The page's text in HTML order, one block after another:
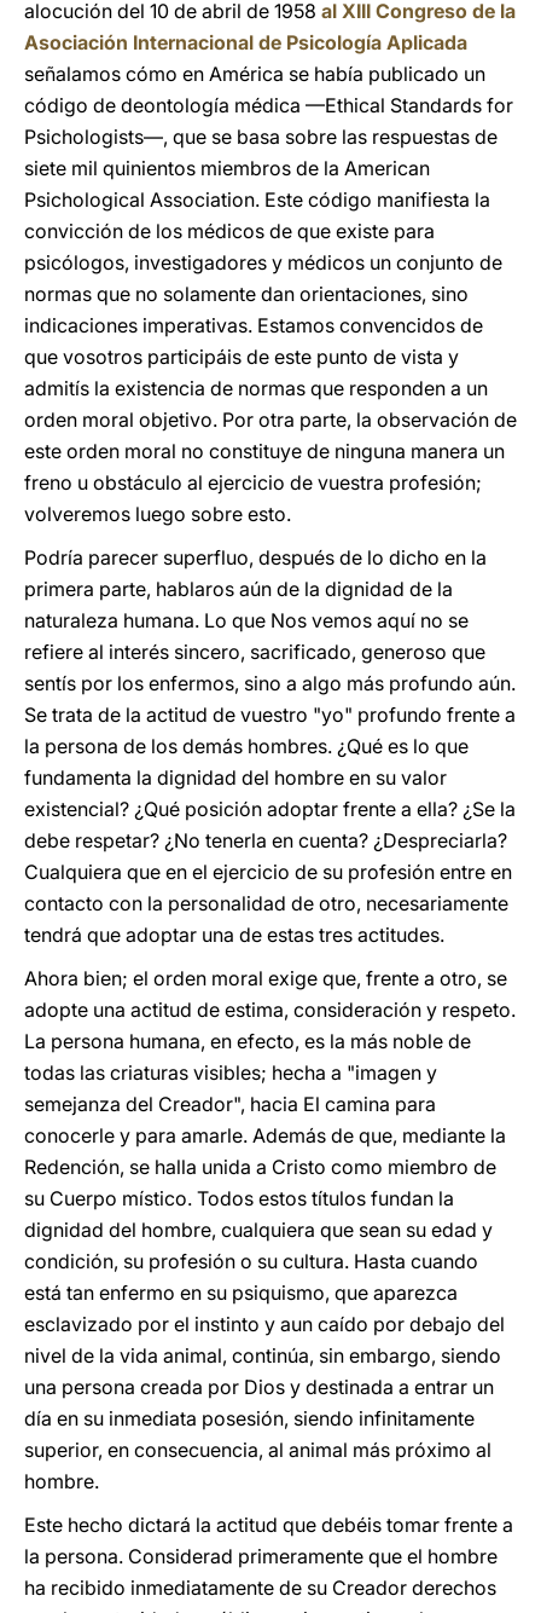
alocución del 10 de abril de 1958 al XIII Congreso de la
Asociación Internacional de Psicología Aplicada
señalamos cómo en América se había publicado un
código de deontología médica —Ethical Standards for
Psichologists—, que se basa sobre las respuestas de
siete mil quinientos miembros de la American
Psichological Association. Este código manifiesta la
convicción de los médicos de que existe para
psicólogos, investigadores y médicos un conjunto de
normas que no solamente dan orientaciones, sino
indicaciones imperativas. Estamos convencidos de
que vosotros participáis de este punto de vista y
admitís la existencia de normas que responden a un
orden moral objetivo. Por otra parte, la observación de
este orden moral no constituye de ninguna manera un
freno u obstáculo al ejercicio de vuestra profesión;
volveremos luego sobre esto.
Podría parecer superfluo, después de lo dicho en la
primera parte, hablaros aún de la dignidad de la
naturaleza humana. Lo que Nos vemos aquí no se
refiere al interés sincero, sacrificado, generoso que
sentís por los enfermos, sino a algo más profundo aún.
Se trata de la actitud de vuestro "yo" profundo frente a
la persona de los demás hombres. ¿Qué es lo que
fundamenta la dignidad del hombre en su valor
existencial? ¿Qué posición adoptar frente a ella? ¿Se la
debe respetar? ¿No tenerla en cuenta? ¿Despreciarla?
Cualquiera que en el ejercicio de su profesión entre en
contacto con la personalidad de otro, necesariamente
tendrá que adoptar una de estas tres actitudes.
Ahora bien; el orden moral exige que, frente a otro, se
adopte una actitud de estima, consideración y respeto.
La persona humana, en efecto, es la más noble de
todas las criaturas visibles; hecha a "imagen y
semejanza del Creador", hacia El camina para
conocerle y para amarle. Además de que, mediante la
Redención, se halla unida a Cristo como miembro de
su Cuerpo místico. Todos estos títulos fundan la
dignidad del hombre, cualquiera que sean su edad y
condición, su profesión o su cultura. Hasta cuando
está tan enfermo en su psiquismo, que aparezca
esclavizado por el instinto y aun caído por debajo del
nivel de la vida animal, continúa, sin embargo, siendo
una persona creada por Dios y destinada a entrar un
día en su inmediata posesión, siendo infinitamente
superior, en consecuencia, al animal más próximo al
hombre.
Este hecho dictará la actitud que debéis tomar frente a
la persona. Considerad primeramente que el hombre
ha recibido inmediatamente de su Creador derechos